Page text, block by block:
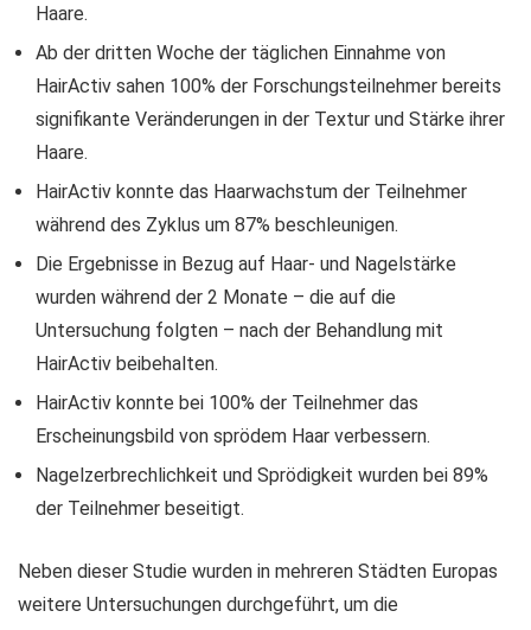
Haare.
Ab der dritten Woche der täglichen Einnahme von
HairActiv sahen 100% der Forschungsteilnehmer bereits
signifikante Veränderungen in der Textur und Stärke ihrer
Haare.
HairActiv konnte das Haarwachstum der Teilnehmer
während des Zyklus um 87% beschleunigen.
Die Ergebnisse in Bezug auf Haar- und Nagelstärke
wurden während der 2 Monate – die auf die
Untersuchung folgten – nach der Behandlung mit
HairActiv beibehalten.
HairActiv konnte bei 100% der Teilnehmer das
Erscheinungsbild von sprödem Haar verbessern.
Nagelzerbrechlichkeit und Sprödigkeit wurden bei 89%
der Teilnehmer beseitigt.
Neben dieser Studie wurden in mehreren Städten Europas
weitere Untersuchungen durchgeführt, um die